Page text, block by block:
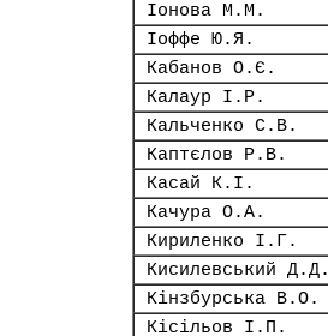
Іонова М.М.
Іоффе Ю.Я.
Кабанов О.Є.
Калаур І.Р.
Кальченко С.В.
Каптєлов Р.В.
Касай К.І.
Качура О.А.
Кириленко І.Г.
Кисилевський Д.Д.
Кінзбурська В.О.
Кісільов І.П.